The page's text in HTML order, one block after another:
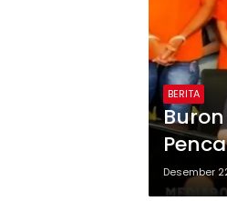
BERITA
Desember